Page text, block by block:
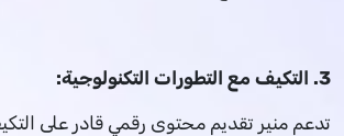
3. التكيف مع التطورات التكنولوجية:
تدعم منير تقديم محتوى رقمي قادر على